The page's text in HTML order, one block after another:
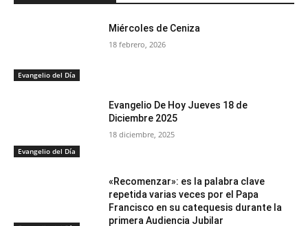
Evangelio del Día
Miércoles de Ceniza
18 febrero, 2026
Evangelio del Día
Evangelio De Hoy Jueves 18 de
Diciembre 2025
18 diciembre, 2025
«Recomenzar»: es la palabra clave
repetida varias veces por el Papa
Francisco en su catequesis durante la
primera Audiencia Jubilar